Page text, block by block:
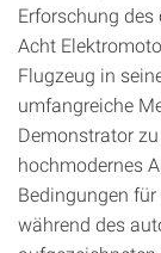
Erforschung des
Acht
Flugzeug in
umfangreiche
Demonstrator
hochmodernes
Bedingungen
während des